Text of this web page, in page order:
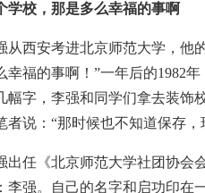
学校，那是多么幸福的事啊
西安考进北京师范大学，他
幸福的事啊！”一年后的1982
幅字，李强和同学们拿去装饰
者说：“那时候也不知道保存
任《北京师范大学社团协会
李强。自己的名字和启功印在